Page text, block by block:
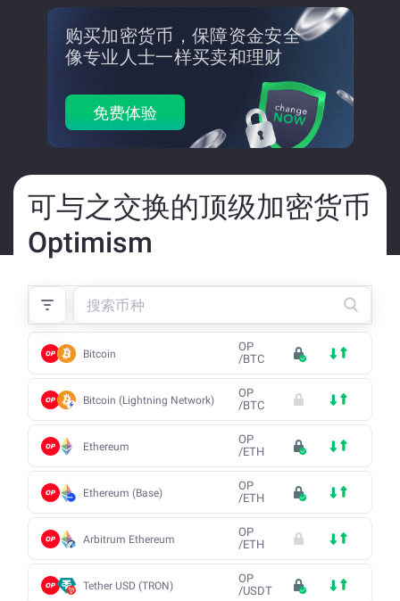
购买加密货币，保障资金安全
像专业人士一样买卖和理财
免费体验
可与之交换的顶级加密货币
Optimism
Bitcoin
OP
/BTC
Bitcoin (Lightning Network)
OP
/BTC
Ethereum
OP
/ETH
Ethereum (Base)
OP
/ETH
Arbitrum Ethereum
OP
/ETH
Tether USD (TRON)
OP
/USDT